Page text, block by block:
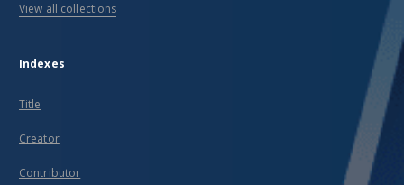
View all collections
Indexes
Title
Creator
Contributor